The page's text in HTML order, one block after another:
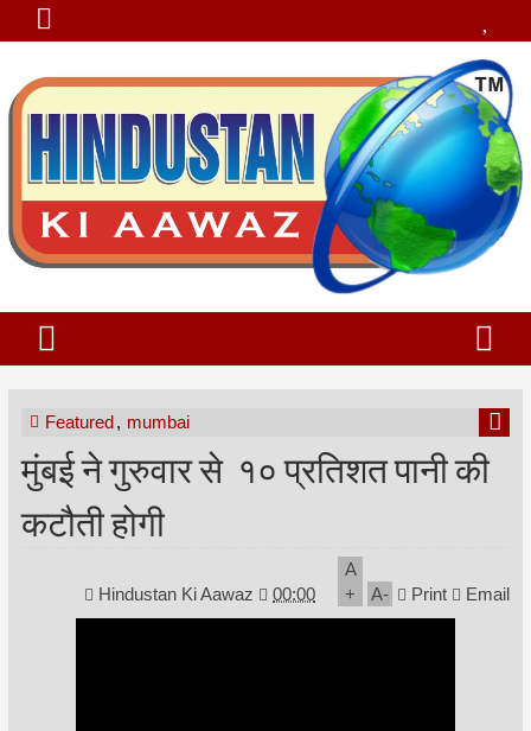
Featured, mumbai
मुंबई ने गुरुवार से १० प्रतिशत पानी की
कटौती होगी
Hindustan Ki Aawaz 00:00
A
+
A- Print Email